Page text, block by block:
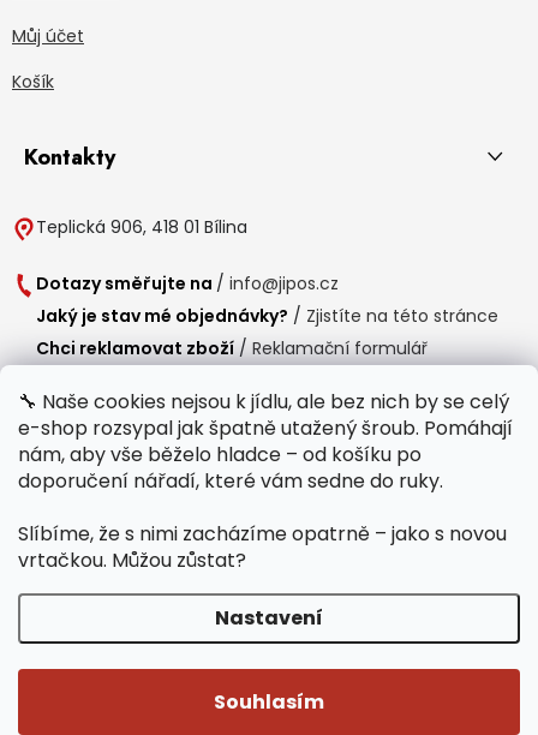
🔧 Naše cookies nejsou k jídlu, ale bez nich by se celý
e-shop rozsypal jak špatně utažený šroub. Pomáhají
nám, aby vše běželo hladce – od košíku po
doporučení nářadí, které vám sedne do ruky.
Slíbíme, že s nimi zacházíme opatrně – jako s novou
vrtačkou. Můžou zůstat?
Nastavení
Souhlasím
Můj účet
Košík
Kontakty
Teplická 906, 418 01 Bílina
Dotazy směřujte na / info@jipos.cz
Jaký je stav mé objednávky? / Zjistíte na této stránce
Chci reklamovat zboží / Reklamační formulář
Provozní doba
Po-Čt /
8:00 - 15:00
Polední přestávka /11:00 - 11:30
Běží na Shoptet Premium/Webdesign mi-ma.cz
Copyright 2026Jipos.cz. Všechna práva vyhrazena.Upravit nastavení
cookies